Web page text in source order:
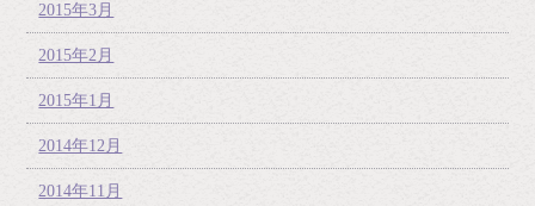
2015年3月
2015年2月
2015年1月
2014年12月
2014年11月